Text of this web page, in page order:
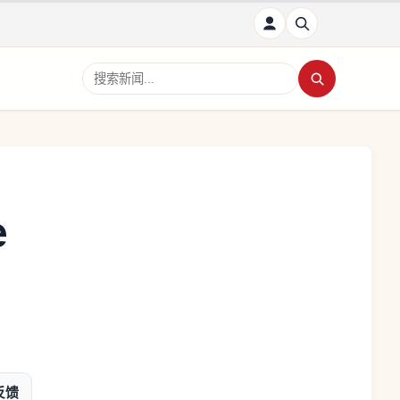
搜索新闻
馈